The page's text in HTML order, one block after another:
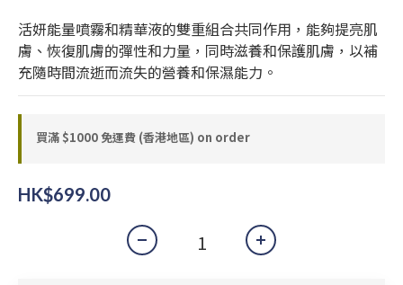
活妍能量噴霧和精華液的雙重組合共同作用，能夠提亮肌
膚、恢復肌膚的彈性和力量，同時滋養和保護肌膚，以補
充隨時間流逝而流失的營養和保濕能力。
買滿 $1000 免運費 (香港地區) on order
HK$699.00